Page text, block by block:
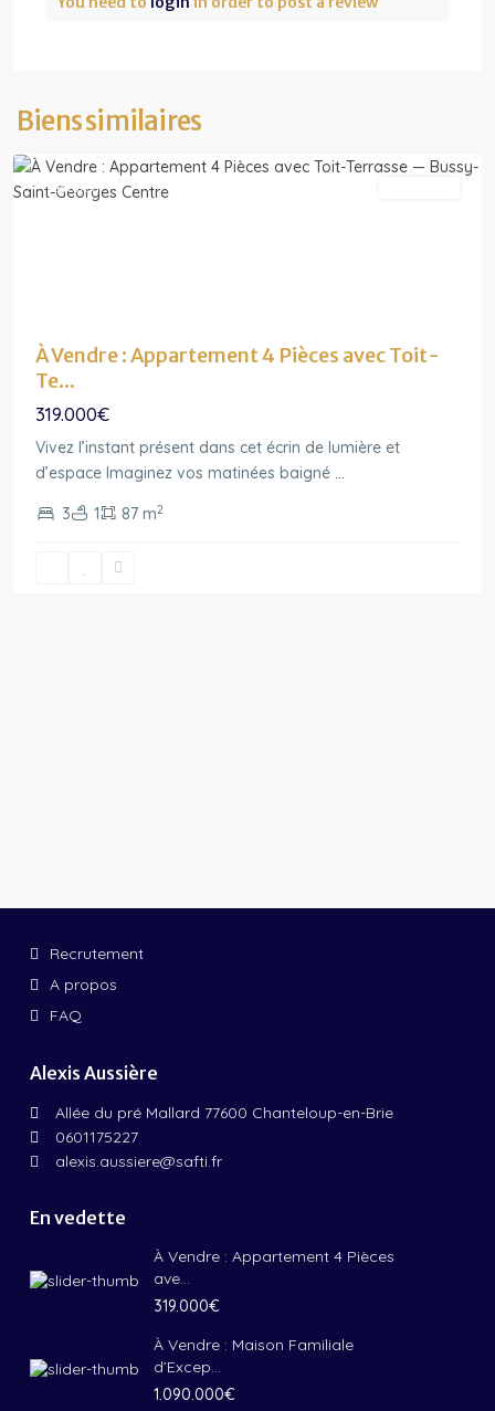
Biens similaires
Saint-
Georges
Featured
À Vendre : Appartement 4 Pièces avec Toit-
Te...
319.000€
Vivez l’instant présent dans cet écrin de lumière et
d’espace Imaginez vos matinées baigné ...
3 1 87 m2
Recrutement
A propos
FAQ
Alexis Aussière
Allée du pré Mallard 77600 Chanteloup-en-Brie
0601175227
alexis.aussiere@safti.fr
En vedette
À Vendre : Appartement 4 Pièces
ave...
319.000€
À Vendre : Maison Familiale
d’Excep...
1.090.000€